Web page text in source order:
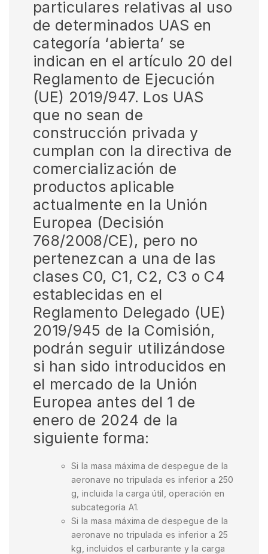
particulares relativas al uso
de determinados UAS en
categoría ‘abierta’ se
indican en el artículo 20 del
Reglamento de Ejecución
(UE) 2019/947. Los UAS
que no sean de
construcción privada y
cumplan con la directiva de
comercialización de
productos aplicable
actualmente en la Unión
Europea (Decisión
768/2008/CE), pero no
pertenezcan a una de las
clases C0, C1, C2, C3 o C4
establecidas en el
Reglamento Delegado (UE)
2019/945 de la Comisión,
podrán seguir utilizándose
si han sido introducidos en
el mercado de la Unión
Europea antes del 1 de
enero de 2024 de la
siguiente forma:
Si la masa máxima de despegue de la
aeronave no tripulada es inferior a 250
g, incluida la carga útil, operación en
subcategoría A1.
Si la masa máxima de despegue de la
aeronave no tripulada es inferior a 25
kg, incluidos el carburante y la carga